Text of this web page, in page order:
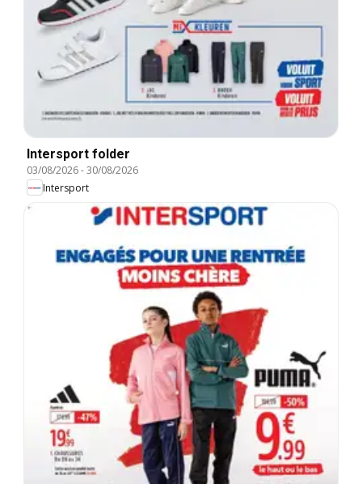
Intersport folder
03/08/2026-30/08/2026
Intersport